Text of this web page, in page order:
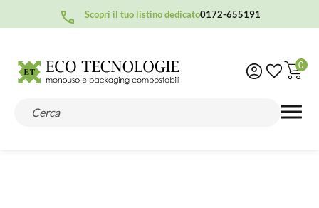
Scopri il tuo listino dedicato0172-655191
0